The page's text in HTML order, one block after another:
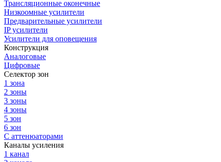
Трансляционные оконечные
Низкоомные усилители
Предварительные усилители
IP усилители
Усилители для оповещения
Конструкция
Аналоговые
Цифровые
Селектор зон
1 зона
2 зоны
3 зоны
4 зоны
5 зон
6 зон
С аттенюаторами
Каналы усиления
1 канал